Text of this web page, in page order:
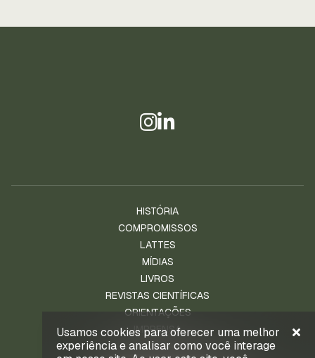
Usamos cookies para oferecer uma melhor
experiência e analisar como você interage
HISTÓRIA
COMPROMISSOS
LATTES
MÍDIAS
LIVROS
REVISTAS CIENTÍFICAS
ORIENTAÇÕES
IMPRENSA
NOTÍCIAS